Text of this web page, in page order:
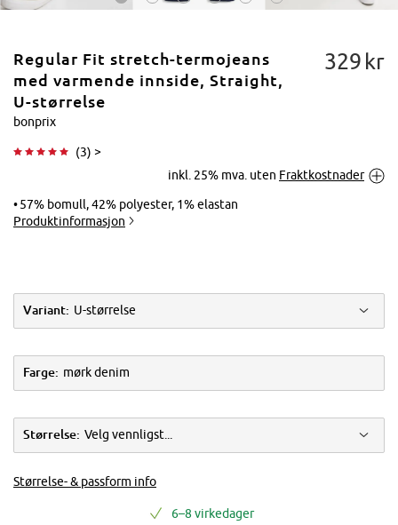
Regular Fit stretch-termojeans
med varmende innside, Straight,
U-størrelse
bonprix
(3) >
329 kr
inkl. 25% mva. uten Fraktkostnader
57% bomull, 42% polyester, 1% elastan
Produktinformasjon
Variant: U-størrelse
Farge: mørk denim
Størrelse: Velg vennligst...
Størrelse- & passform info
6–8 virkedager